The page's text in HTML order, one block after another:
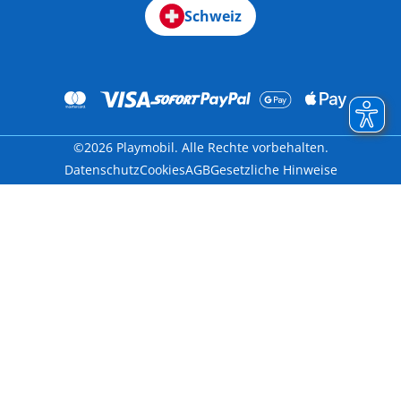
Schweiz
©2026 Playmobil. Alle Rechte vorbehalten.
DatenschutzCookiesAGBGesetzliche Hinweise